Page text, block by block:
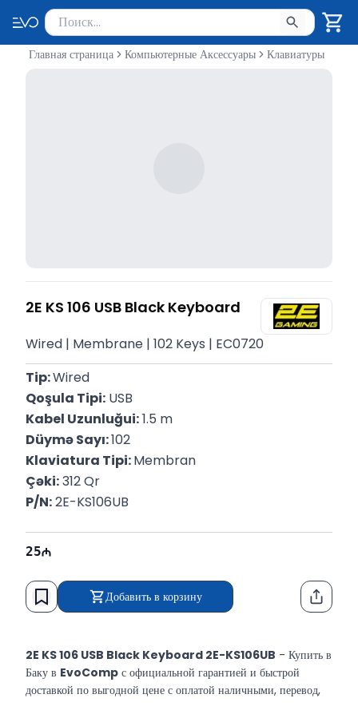
Поиск товаров
Введите минимум 2 символа для поиска. Нажмите Enter
Главная страница Компьютерные Аксессуары Клавиатуры
2E KS 106 USB Black Keyboard
Wired | Membrane | 102 Keys | EC0720
Tip: Wired
Qoşula Tipi: USB
Kabel Uzunluğui: 1.5 m
Düymə Sayı: 102
Klaviatura Tipi: Membran
Çəki: 312 Qr
P/N: 2E-KS106UB
25
Добавить в корзину
2E KS 106 USB Black Keyboard 2E-KS106UB - Купить в
Баку в EvoComp с официальной гарантией и быстрой
доставкой по выгодной цене с оплатой наличными, перевод,